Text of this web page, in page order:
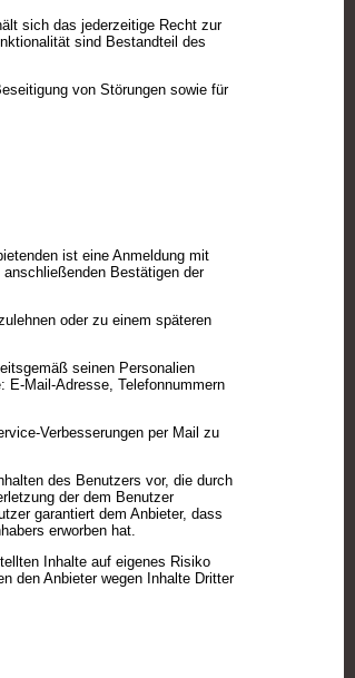
sich das jederzeitige Recht zur
sind Bestandteil des
von Störungen sowie für
ist eine Anmeldung mit
Bestätigen der
oder zu einem späteren
seinen Personalien
Mail-Adresse, Telefonnummern
Verbesserungen per Mail zu
des Benutzers vor, die durch
der dem Benutzer
garantiert dem Anbieter, dass
erworben hat.
Inhalte auf eigenes Risiko
den Anbieter wegen Inhalte Dritter